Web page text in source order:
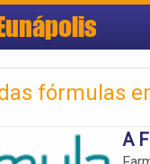
fórmulas
A